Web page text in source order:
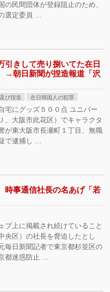
民間団体が登録阻止のため、
選定委員 …
引きして売り捌いてた在日
→朝日新聞が捏造報道「沢
び捏造 在日韓国人の犯罪
にグッズ５００点 ユニバー
、大阪市此花区）でキャラクタ
が東大阪市長瀬町１丁目、無職
で逮捕し …
事通信社長の名あげ「若
ブ上に掲載され続けていること
央区）の社長を脅迫したとし
毎日新聞記者で東京都杉並区の
都迷惑防止 …